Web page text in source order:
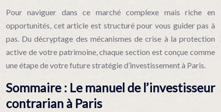
Pour naviguer dans ce marché complexe mais riche en
opportunités, cet article est structuré pour vous guider pas à
pas. Du décryptage des mécanismes de crise à la protection
active de votre patrimoine, chaque section est conçue comme
une étape de votre future stratégie d’investissement à Paris.
Sommaire : Le manuel de l’investisseur
contrarian à Paris